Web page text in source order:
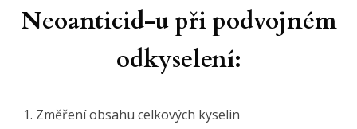
Neoanticid-u při podvojném
odkyselení:
Změření obsahu celkových kyselin